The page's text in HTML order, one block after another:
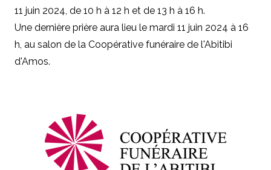
11 juin 2024, de 10 h à 12 h et de 13 h à 16 h.
Une dernière prière aura lieu le mardi 11 juin 2024 à 16
h, au salon de la Coopérative funéraire de l'Abitibi
d'Amos.